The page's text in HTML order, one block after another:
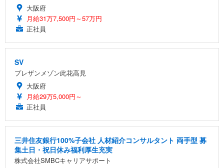
大阪府
月給31万7,500円～57万円
正社員
SV
プレザンメゾン此花高見
大阪府
月給29万5,000円～
正社員
三井住友銀行100%子会社 人材紹介コンサルタント 両手型 募
集土日・祝日休み福利厚生充実
株式会社SMBCキャリアサポート